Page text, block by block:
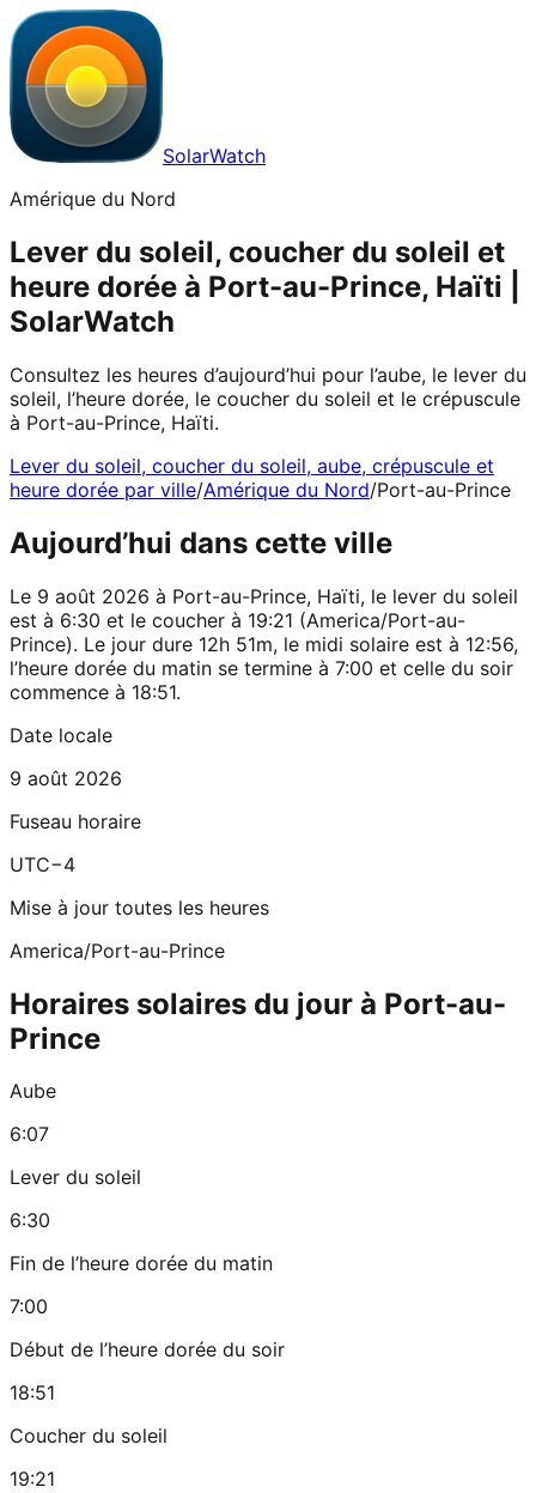
SolarWatch
Amérique du Nord
Lever du soleil, coucher du soleil et
heure dorée à Port-au-Prince, Haïti |
SolarWatch
Consultez les heures d’aujourd’hui pour l’aube, le lever du
soleil, l’heure dorée, le coucher du soleil et le crépuscule
à Port-au-Prince, Haïti.
Lever du soleil, coucher du soleil, aube, crépuscule et
heure dorée par ville/Amérique du Nord/Port-au-Prince
Aujourd’hui dans cette ville
Le 9 août 2026 à Port-au-Prince, Haïti, le lever du soleil
est à 6:30 et le coucher à 19:21 (America/Port-au-
Prince). Le jour dure 12h 51m, le midi solaire est à 12:56,
l’heure dorée du matin se termine à 7:00 et celle du soir
commence à 18:51.
Date locale
9 août 2026
Fuseau horaire
UTC−4
Mise à jour toutes les heures
America/Port-au-Prince
Horaires solaires du jour à Port-au-
Prince
Aube
6:07
Lever du soleil
6:30
Fin de l’heure dorée du matin
7:00
Début de l’heure dorée du soir
18:51
Coucher du soleil
19:21